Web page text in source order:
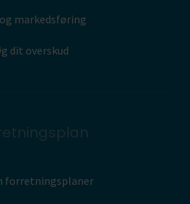
markedsføring
dit overskud
forretningsplaner